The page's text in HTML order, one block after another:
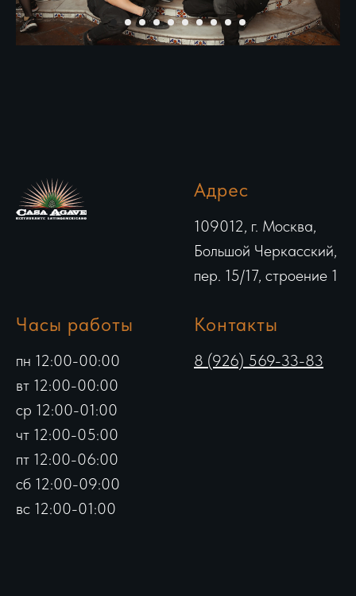
Адрес
109012, г. Москва,
Большой Черкасский,
пер. 15/17, строение 1
Часы работы
пн 12:00-00:00
вт 12:00-00:00
ср 12:00-01:00
чт 12:00-05:00
пт 12:00-06:00
сб 12:00-09:00
вс 12:00-01:00
Контакты
8 (926) 569-33-83